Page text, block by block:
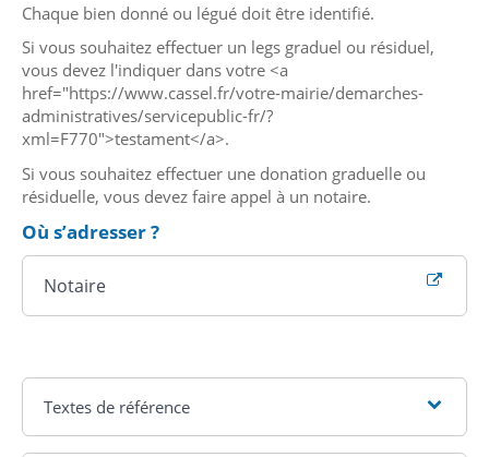
Chaque bien donné ou légué doit être identifié.
Si vous souhaitez effectuer un legs graduel ou résiduel,
vous devez l'indiquer dans votre <a
href="https://www.cassel.fr/votre-mairie/demarches-
administratives/servicepublic-fr/?
xml=F770">testament</a>.
Si vous souhaitez effectuer une donation graduelle ou
résiduelle, vous devez faire appel à un notaire.
Où s’adresser ?
Notaire
Textes de référence